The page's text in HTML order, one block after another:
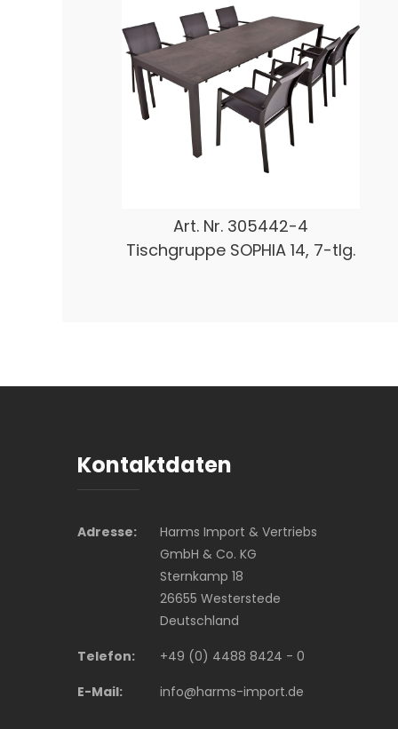
Art. Nr. 305442-4
Tischgruppe SOPHIA 14, 7-tlg.
Kontaktdaten
Adresse:
Harms Import & Vertriebs
GmbH & Co. KG
Sternkamp 18
26655 Westerstede
Deutschland
Telefon:
+49 (0) 4488 8424 - 0
E-Mail:
info@harms-import.de